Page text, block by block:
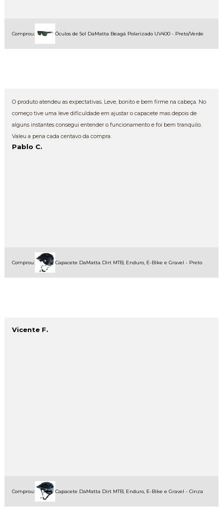
Comprou: Óculos de Sol DaMatta Beagá Polarizado UV400 - Preto/Verde
O produto atendeu as expectativas. Leve, bonito e bem firme na cabeça. No
começo tive uma leve dificuldade em ajustar o capacete mas depois de
alguns instantes consegui entender o funcionamento e foi bem tranquilo.
Valeu a pena cada centavo da compra.
Pablo C.
Comprou: Capacete DaMatta Dirt MTB, Enduro, E-Bike e Gravel - Preto
Vicente F.
Comprou: Capacete DaMatta Dirt MTB, Enduro, E-Bike e Gravel - Cinza